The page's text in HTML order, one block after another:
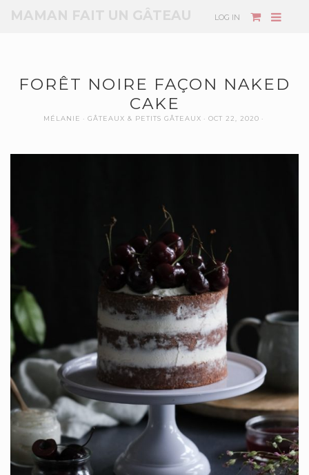
MAMAN FAIT UN GÂTEAU LOG IN
FORÊT NOIRE FAÇON NAKED
CAKE
MÉLANIE GÂTEAUX & PETITS GÂTEAUX OCT 22, 2020